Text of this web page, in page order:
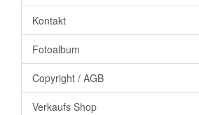
Kontakt
Fotoalbum
Copyright / AGB
Verkaufs Shop